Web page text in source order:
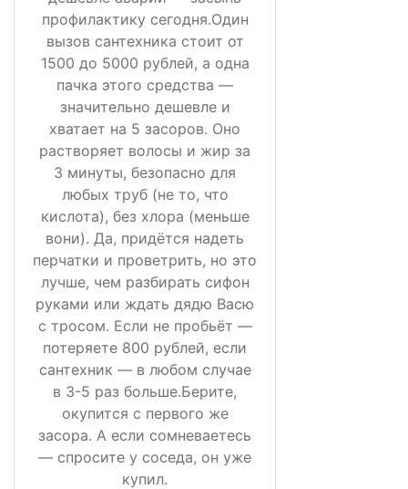
профилактику сегодня.Один
вызов сантехника стоит от
1500 до 5000 рублей, а одна
пачка этого средства —
значительно дешевле и
хватает на 5 засоров. Оно
растворяет волосы и жир за
3 минуты, безопасно для
любых труб (не то, что
кислота), без хлора (меньше
вони). Да, придётся надеть
перчатки и проветрить, но это
лучше, чем разбирать сифон
руками или ждать дядю Васю
с тросом. Если не пробьёт —
потеряете 800 рублей, если
сантехник — в любом случае
в 3-5 раз больше.Берите,
окупится с первого же
засора. А если сомневаетесь
— спросите у соседа, он уже
купил.